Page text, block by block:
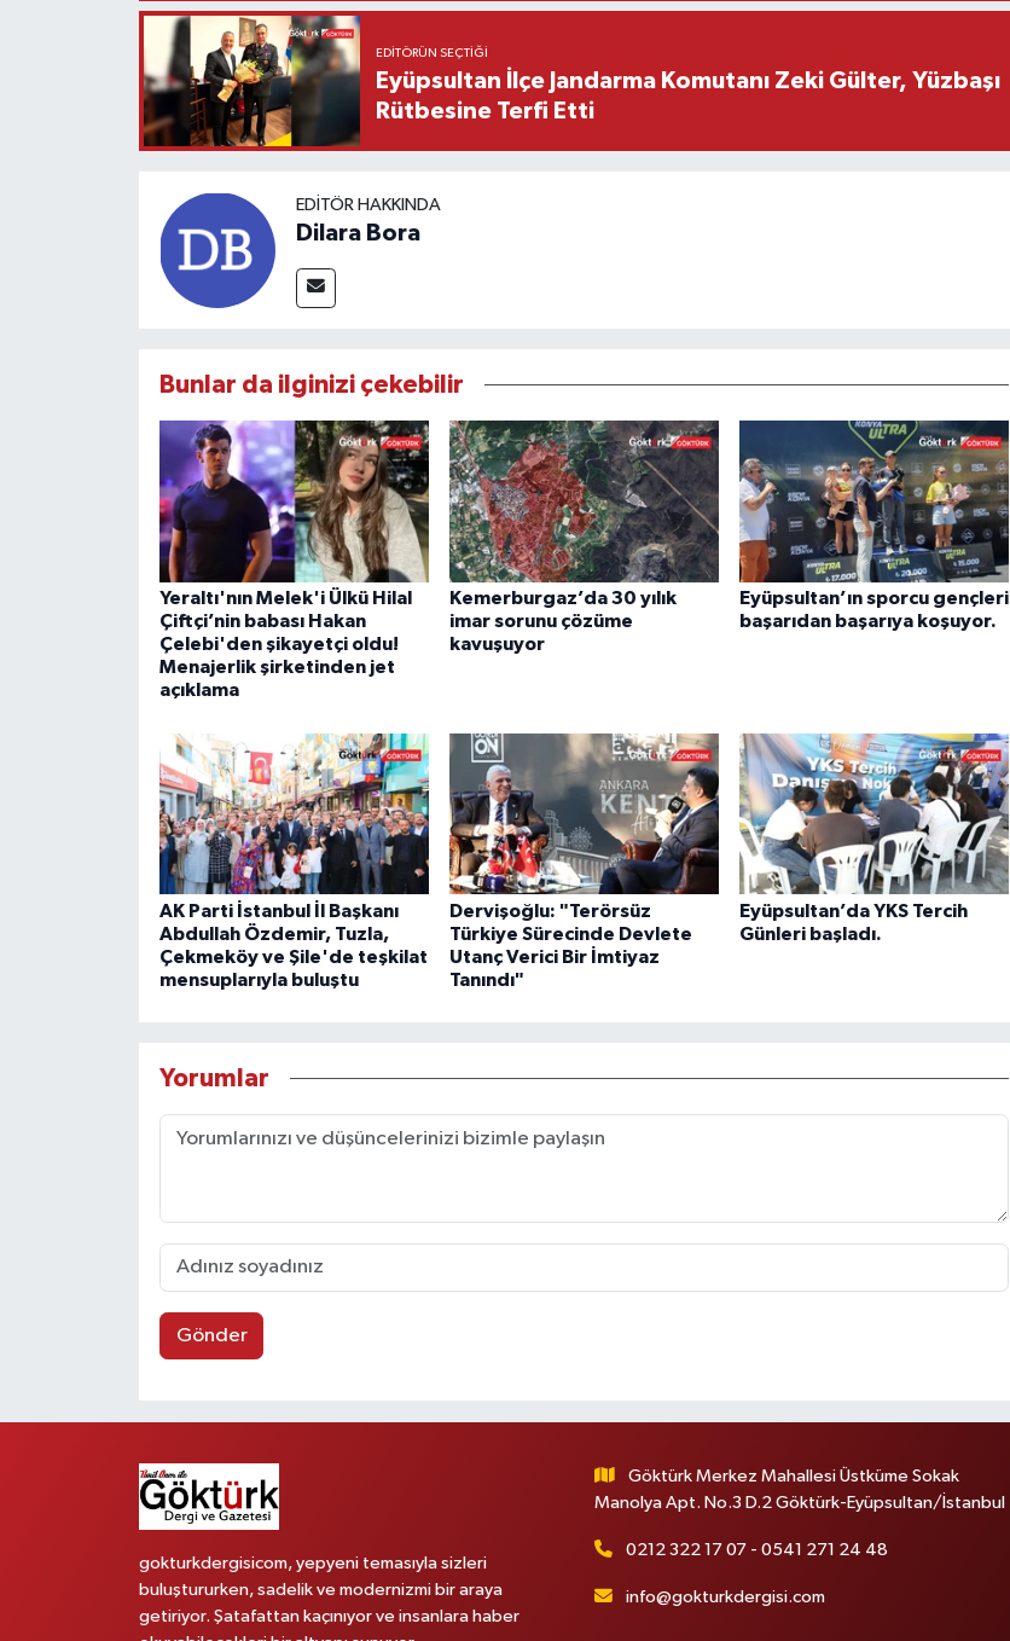
EDITÖRÜN SEÇTIĞI
Eyüpsultan İlçe Jandarma Komutanı Zeki Gülter, Yüzbaşı
Rütbesine Terfi Etti
EDITÖR HAKKINDA
Dilara Bora
Bunlar da ilginizi çekebilir
Yeraltı'nın Melek'i Ülkü Hilal
Çiftçi’nin babası Hakan
Çelebi'den şikayetçi oldu!
Menajerlik şirketinden jet
açıklama
Kemerburgaz’da 30 yılık
imar sorunu çözüme
kavuşuyor
Eyüpsultan’ın sporcu gençleri
başarıdan başarıya koşuyor.
AK Parti İstanbul İl Başkanı
Abdullah Özdemir, Tuzla,
Çekmeköy ve Şile'de teşkilat
mensuplarıyla buluştu
Dervişoğlu: "Terörsüz
Türkiye Sürecinde Devlete
Utanç Verici Bir İmtiyaz
Tanındı"
Eyüpsultan’da YKS Tercih
Günleri başladı.
Yorumlar
Gönder
gokturkdergisicom, yepyeni temasıyla sizleri
buluştururken, sadelik ve modernizmi bir araya
getiriyor. Şatafattan kaçınıyor ve insanlara haber
Göktürk Merkez Mahallesi Üstküme Sokak
Manolya Apt. No.3 D.2 Göktürk-Eyüpsultan/İstanbul
0212 322 17 07 - 0541 271 24 48
info@gokturkdergisi.com